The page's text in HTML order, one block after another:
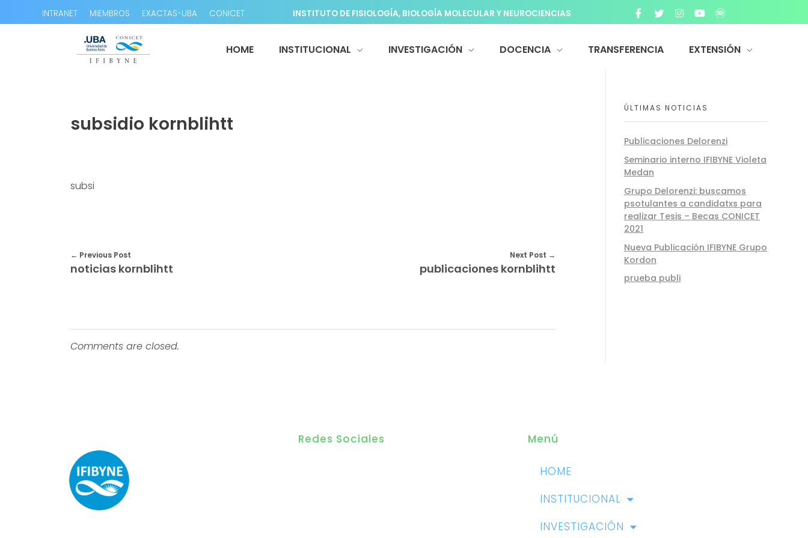
INTRANET MIEMBROS EXACTAS-UBA CONICET INSTITUTO DE FISIOLOGÍA, BIOLOGÍA MOLECULAR Y NEUROCIENCIAS
HOME INSTITUCIONAL INVESTIGACIÓN DOCENCIA TRANSFERENCIA EXTENSIÓN
subsidio kornblihtt
subsi
Previous Post
noticias kornblihtt
Next Post
publicaciones kornblihtt
Comments are closed.
ÚLTIMAS NOTICIAS
Publicaciones Delorenzi
Seminario interno IFIBYNE Violeta
Medan
Grupo Delorenzi: buscamos
psotulantes a candidatxs para
realizar Tesis – Becas CONICET
2021
Nueva Publicación IFIBYNE Grupo
Kordon
prueba publi
Redes Sociales Menú
HOME
INSTITUCIONAL
INVESTIGACIÓN